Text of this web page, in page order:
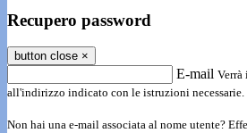
Recupero password
button close ×
E-mail Verrà
all'indirizzo indicato con le istruzioni necessarie.
Non hai una e-mail associata al nome utente?